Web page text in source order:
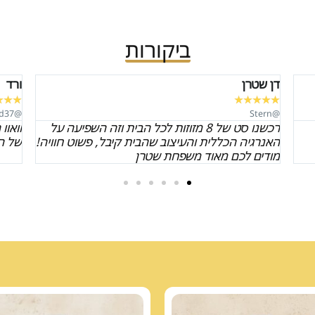
ביקורות
ורד
★
★
★
★
★
@vered37
וואוו התמונות לא משקפות רבע מהיופי והייחודיות
של המזוזה שקיבלנו, אנחנו בהלם!
שחר
★
★
@ShaharLevi